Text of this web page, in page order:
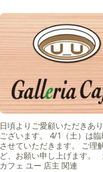
日頃よりご愛顧いただきあ
ございます。 4/1（土）は臨
させていただきます。 ご理
ど、お願い申し上げます。
カフェ ユー 店主 関連